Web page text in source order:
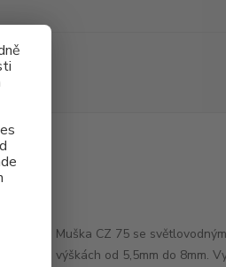
Muška CZ 75 se
výškách od 5,5mm do 8mm.